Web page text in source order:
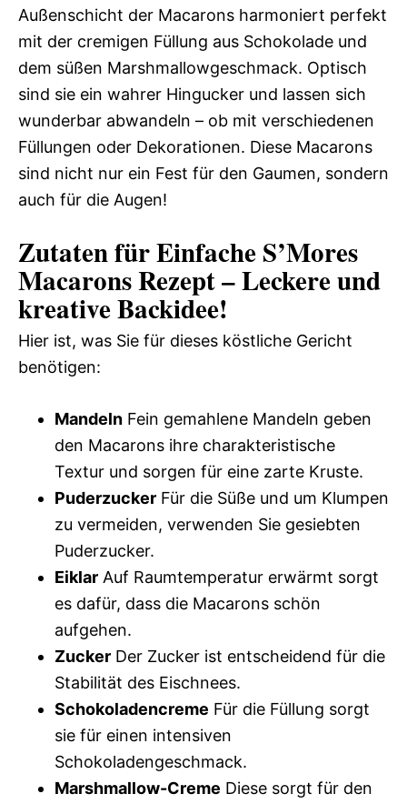
Außenschicht der Macarons harmoniert perfekt
mit der cremigen Füllung aus Schokolade und
dem süßen Marshmallowgeschmack. Optisch
sind sie ein wahrer Hingucker und lassen sich
wunderbar abwandeln – ob mit verschiedenen
Füllungen oder Dekorationen. Diese Macarons
sind nicht nur ein Fest für den Gaumen, sondern
auch für die Augen!
Zutaten für Einfache S’Mores
Macarons Rezept – Leckere und
kreative Backidee!
Hier ist, was Sie für dieses köstliche Gericht
benötigen:
Mandeln Fein gemahlene Mandeln geben
den Macarons ihre charakteristische
Textur und sorgen für eine zarte Kruste.
Puderzucker Für die Süße und um Klumpen
zu vermeiden, verwenden Sie gesiebten
Puderzucker.
Eiklar Auf Raumtemperatur erwärmt sorgt
es dafür, dass die Macarons schön
aufgehen.
Zucker Der Zucker ist entscheidend für die
Stabilität des Eischnees.
Schokoladencreme Für die Füllung sorgt
sie für einen intensiven
Schokoladengeschmack.
Marshmallow-Creme Diese sorgt für den